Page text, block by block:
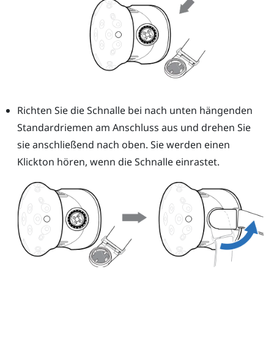
Richten Sie die Schnalle bei nach unten hängenden
Standardriemen am Anschluss aus und drehen Sie
sie anschließend nach oben. Sie werden einen
Klickton hören, wenn die Schnalle einrastet.